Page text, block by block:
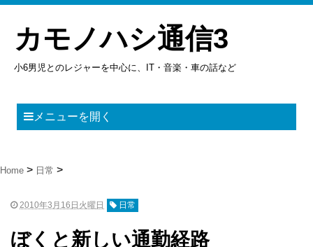
カモノハシ通信3
小6男児とのレジャーを中心に、IT・音楽・車の話など
メニューを開く
Home 日常
2010年3月16日火曜日 日常
ぼくと新しい通勤経路